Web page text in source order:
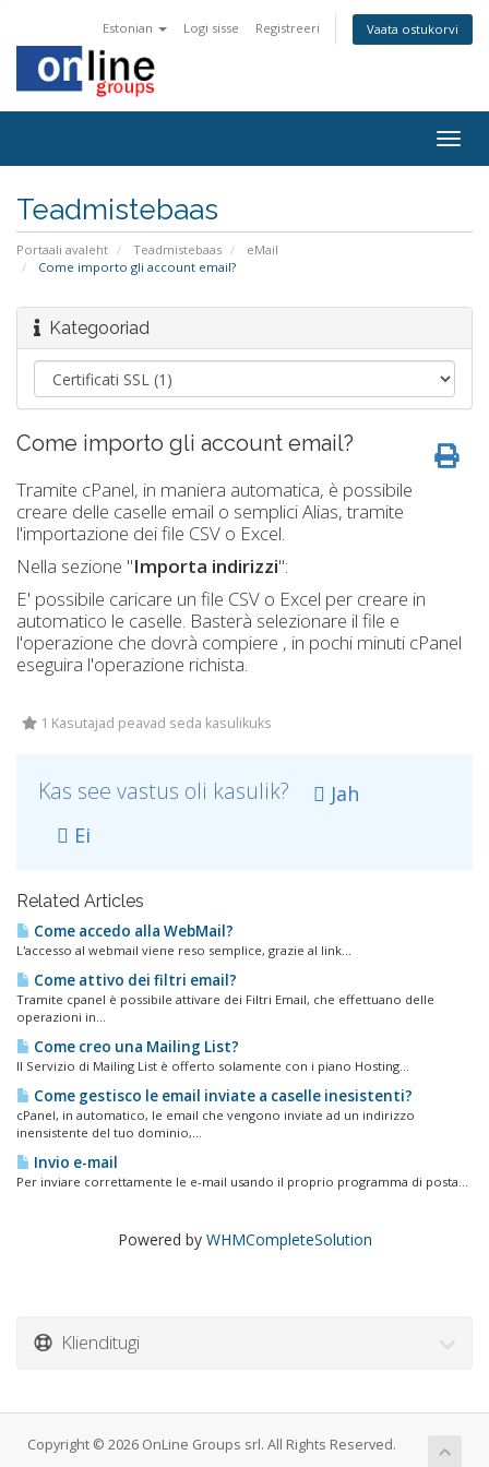
Estonian Logi sisse Registreeri Vaata ostukorvi
Teadmistebaas
Portaali avaleht Teadmistebaas
eMail
Come importo gli account email?
Kategooriad
Come importo gli account email?
Tramite cPanel, in maniera automatica, è possibile
creare delle caselle email o semplici Alias, tramite
l'importazione dei file CSV o Excel.
Nella sezione "Importa indirizzi":
E' possibile caricare un file CSV o Excel per creare in
automatico le caselle. Basterà selezionare il file e
l'operazione che dovrà compiere , in pochi minuti cPanel
eseguira l'operazione richista.
1 Kasutajad peavad seda kasulikuks
Kas see vastus oli kasulik?
Jah
Ei
Related Articles
Come accedo alla WebMail?
L'accesso al webmail viene reso semplice, grazie al link...
Come attivo dei filtri email?
Tramite cpanel è possibile attivare dei Filtri Email, che effettuano delle
operazioni in...
Come creo una Mailing List?
Il Servizio di Mailing List è offerto solamente con i piano Hosting...
Come gestisco le email inviate a caselle inesistenti?
cPanel, in automatico, le email che vengono inviate ad un indirizzo
inensistente del tuo dominio,...
Invio e-mail
Per inviare correttamente le e-mail usando il proprio programma di posta...
Powered by WHMCompleteSolution
Klienditugi
Copyright © 2026 OnLine Groups srl. All Rights Reserved.